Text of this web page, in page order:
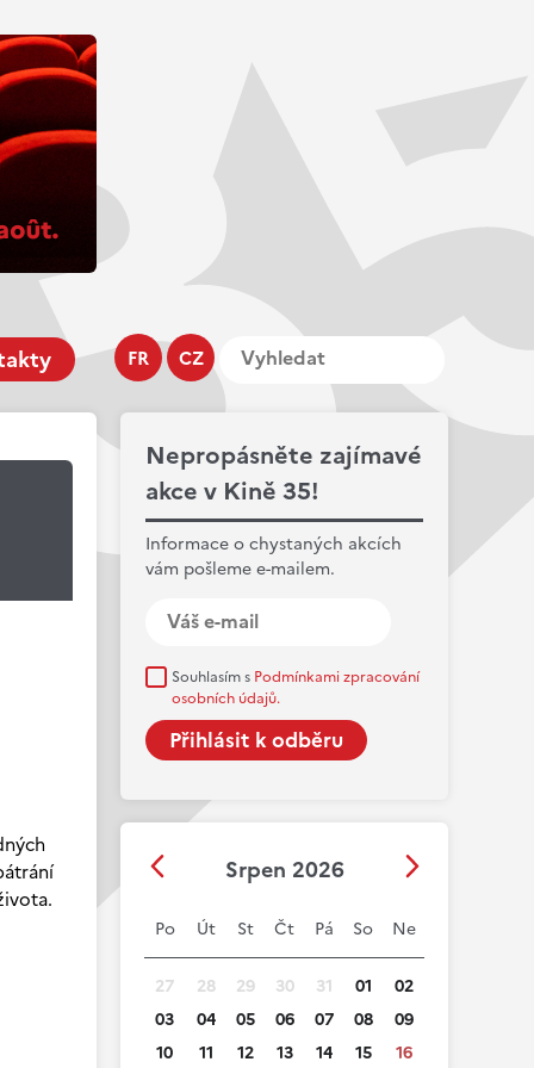
FR CZ
Nepropásněte zajímavé
akce v Kině 35!
Informace o chystaných akcích
vám pošleme e-mailem.
Souhlasím s Podmínkami zpracování
osobních údajů.
Srpen 2026
Po Út St Čt Pá So Ne
27 28 29 30 31 01
02
03
04 05 06 07 08
09
10
11 12 13 14 15 16